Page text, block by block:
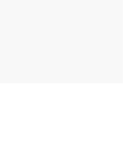
的环境；
充电电池和充电器；